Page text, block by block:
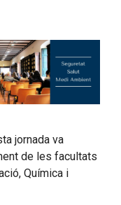
jornada va
de les facultats
Química i